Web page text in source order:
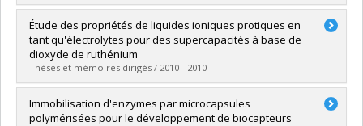
Graduate :Gusetu, Georgiana
Cycle :Master's
Grade : M. Sc.
Lien vers le document dans Papyrus
Étude des propriétés de liquides ioniques protiques en
tant qu'électrolytes pour des supercapacités à base de
dioxyde de ruthénium
Thèses et mémoires dirigés / 2010 - 2010
Graduate :Mayrand-Provencher, Laurence
Cycle :Master's
Immobilisation d'enzymes par microcapsules
polymérisées pour le développement de biocapteurs